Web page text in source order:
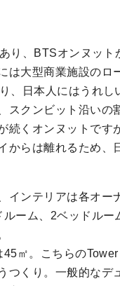
り、BTSオンヌッ
は大型商業施設の
、日本人にはうれ
スクンビット沿い
続くオンヌットで
からは離れるため、
インテリアは各オー
ーム、2ベッドル
㎡。こちらの
つくり。一般的な